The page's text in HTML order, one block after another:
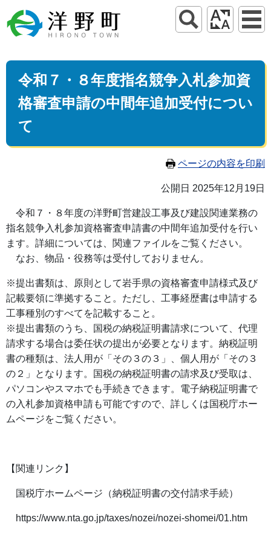
令和７・８年度指名競争入札参加資
格審査申請の中間年追加受付につい
て
ページの内容を印刷
公開日 2025年12月19日
令和７・８年度の洋野町営建設工事及び建設関連業務の
指名競争入札参加資格審査申請書の中間年追加受付を行い
ます。詳細については、関連ファイルをご覧ください。
なお、物品・役務等は受付しておりません。
※提出書類は、原則として岩手県の資格審査申請様式及び
記載要領に準拠すること。ただし、工事経歴書は申請する
工事種別のすべてを記載すること。
※提出書類のうち、国税の納税証明書請求について、代理
請求する場合は委任状の提出が必要となります。納税証明
書の種類は、法人用が「その３の３」、個人用が「その３
の２」となります。国税の納税証明書の請求及び受取は、
パソコンやスマホでも手続きできます。電子納税証明書で
の入札参加資格申請も可能ですので、詳しくは国税庁ホー
ムページをご覧ください。
【関連リンク】
国税庁ホームページ（納税証明書の交付請求手続）
https://www.nta.go.jp/taxes/nozei/nozei-shomei/01.htm